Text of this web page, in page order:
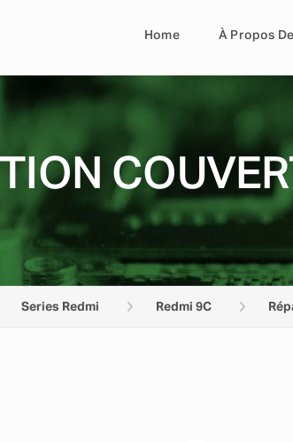
Home À Propos
Series Redmi Redmi 9C